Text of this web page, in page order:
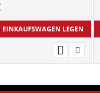
LEGEN